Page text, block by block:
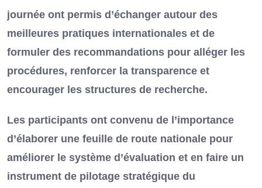
journée ont permis d’échanger autour des
meilleures pratiques internationales et de
formuler des recommandations pour alléger les
procédures, renforcer la transparence et
encourager les structures de recherche.
Les participants ont convenu de l’importance
d’élaborer une feuille de route nationale pour
améliorer le système d’évaluation et en faire un
instrument de pilotage stratégique du